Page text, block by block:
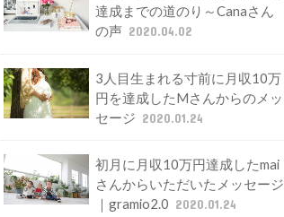
達成までの道のり～Canaさん
の声 2020.04.02
3人目生まれる寸前に月収10万
円を達成したMさんからのメッ
セージ 2020.01.24
初月に月収10万円達成したmai
さんからいただいたメッセージ
｜gramio2.0 2020.01.24